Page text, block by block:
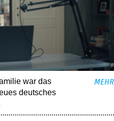
war das
deutsches
MEHR